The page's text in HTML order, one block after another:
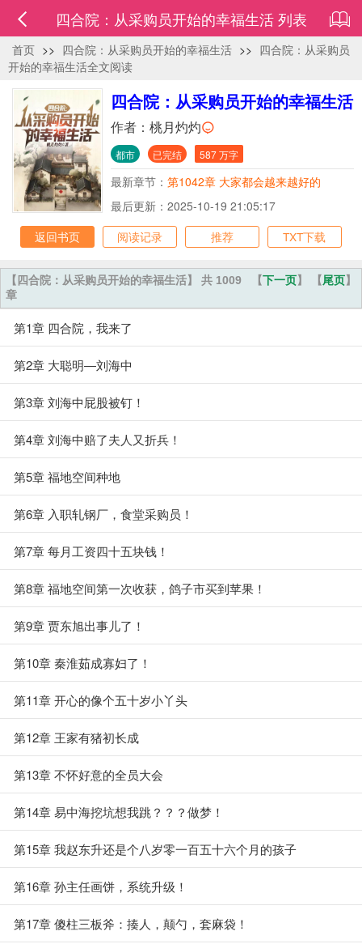
四合院：从采购员开始的幸福生活 列表
首页 >> 四合院：从采购员开始的幸福生活 >> 四合院：从采购员
开始的幸福生活全文阅读
四合院：从采购员开始的幸福生活
作者： 桃月灼灼
都市 已完结 587 万字
最新章节： 第1042章 大家都会越来越好的
最后更新：2025-10-19 21:05:17
返回书页
阅读记录 推荐 TXT下载
【下一页】 【尾页】
【四合院：从采购员开始的幸福生活】 共 1009
章
第1章 四合院，我来了
第2章 大聪明—刘海中
第3章 刘海中屁股被钉！
第4章 刘海中赔了夫人又折兵！
第5章 福地空间种地
第6章 入职轧钢厂，食堂采购员！
第7章 每月工资四十五块钱！
第8章 福地空间第一次收获，鸽子市买到苹果！
第9章 贾东旭出事儿了！
第10章 秦淮茹成寡妇了！
第11章 开心的像个五十岁小丫头
第12章 王家有猪初长成
第13章 不怀好意的全员大会
第14章 易中海挖坑想我跳？？？做梦！
第15章 我赵东升还是个八岁零一百五十六个月的孩子
第16章 孙主任画饼，系统升级！
第17章 傻柱三板斧：揍人，颠勺，套麻袋！